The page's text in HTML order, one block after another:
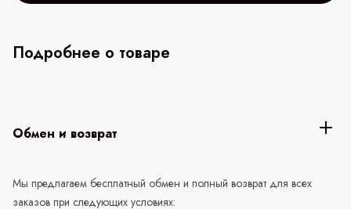
Подробнее о товаре
Обмен и возврат
Мы предлагаем бесплатный обмен и полный возврат для всех
заказов при следующих условиях: